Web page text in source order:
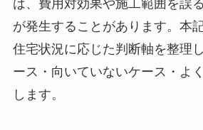
は、費用対効果や施工範囲を誤
が発生することがあります。本
住宅状況に応じた判断軸を整理
ース・向いていないケース・よ
します。